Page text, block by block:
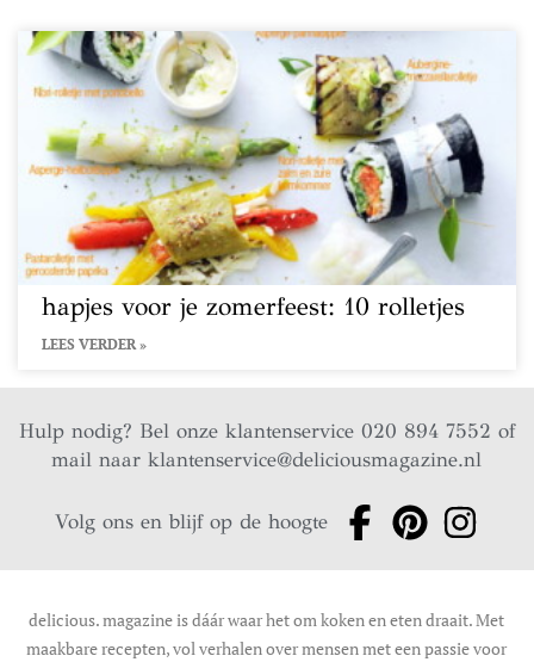
hapjes voor je zomerfeest: 10 rolletjes
LEES VERDER »
Hulp nodig? Bel onze klantenservice 020 894 7552 of
mail naarklantenservice@deliciousmagazine.nl
Volg ons en blijf op de hoogte
delicious. magazine is dáár waar het om koken en eten draait. Met
maakbare recepten, vol verhalen over mensen met een passie voor